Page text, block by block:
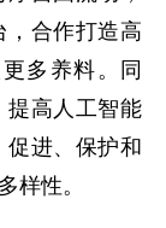
，合作打造高
多养料。同
提高人工智能
进、保护和
样性。